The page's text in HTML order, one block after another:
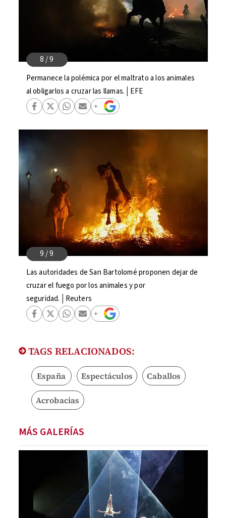
Permanece la polémica por el maltrato a los animales
al obligarlos a cruzar las llamas.│EFE
Las autoridades de San Bartolomé proponen dejar de
cruzar el fuego por los animales y por
seguridad.│Reuters
TAGS RELACIONADOS:
España Espectáculos Caballos
Acrobacias
MÁS GALERÍAS